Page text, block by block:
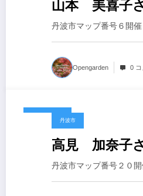
山本 美喜子
丹波市マップ番号６開
Opengarden 0 コ
2026-02-20丹波市
高見 加奈子
丹波市マップ番号２０